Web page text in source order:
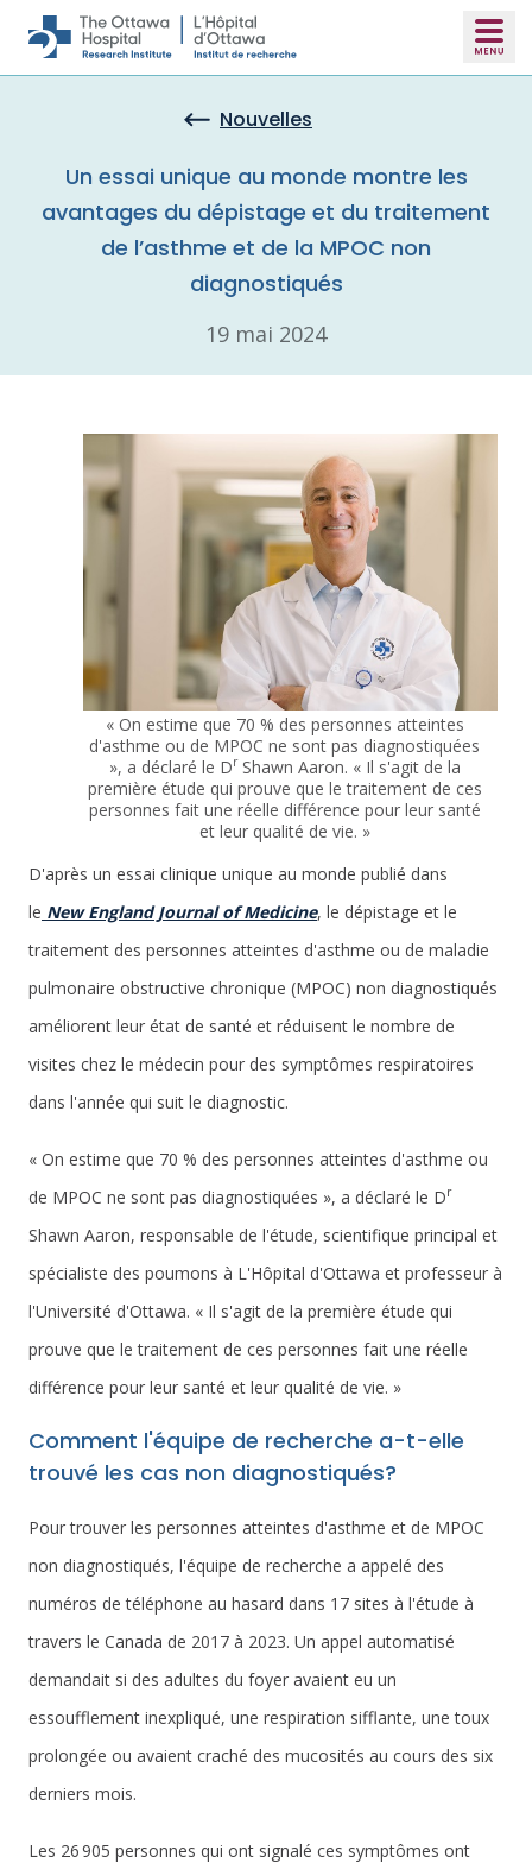
Skip to main content
Nouvelles
Un essai unique au monde montre les
avantages du dépistage et du traitement
de l’asthme et de la MPOC non
diagnostiqués
19 mai 2024
« On estime que 70 % des personnes atteintes
d'asthme ou de MPOC ne sont pas diagnostiquées
», a déclaré le DrShawn Aaron. « Il s'agit de la
première étude qui prouve que le traitement de ces
personnes fait une réelle différence pour leur santé
et leur qualité de vie. »
D'après un essai clinique unique au monde publié dans
le New England Journal of Medicine, le dépistage et le
traitement des personnes atteintes d'asthme ou de maladie
pulmonaire obstructive chronique (MPOC) non diagnostiqués
améliorent leur état de santé et réduisent le nombre de
visites chez le médecin pour des symptômes respiratoires
dans l'année qui suit le diagnostic.
« On estime que 70 % des personnes atteintes d'asthme ou
de MPOC ne sont pas diagnostiquées », a déclaré le Dr
Shawn Aaron, responsable de l'étude, scientifique principal et
spécialiste des poumons à L'Hôpital d'Ottawa et professeur à
l'Université d'Ottawa. « Il s'agit de la première étude qui
prouve que le traitement de ces personnes fait une réelle
différence pour leur santé et leur qualité de vie. »
Comment l'équipe de recherche a-t-elle
trouvé les cas non diagnostiqués?
Pour trouver les personnes atteintes d'asthme et de MPOC
non diagnostiqués, l'équipe de recherche a appelé des
numéros de téléphone au hasard dans 17 sites à l'étude à
travers le Canada de 2017 à 2023. Un appel automatisé
demandait si des adultes du foyer avaient eu un
essoufflement inexpliqué, une respiration sifflante, une toux
prolongée ou avaient craché des mucosités au cours des six
derniers mois.
Les 26 905 personnes qui ont signalé ces symptômes ont